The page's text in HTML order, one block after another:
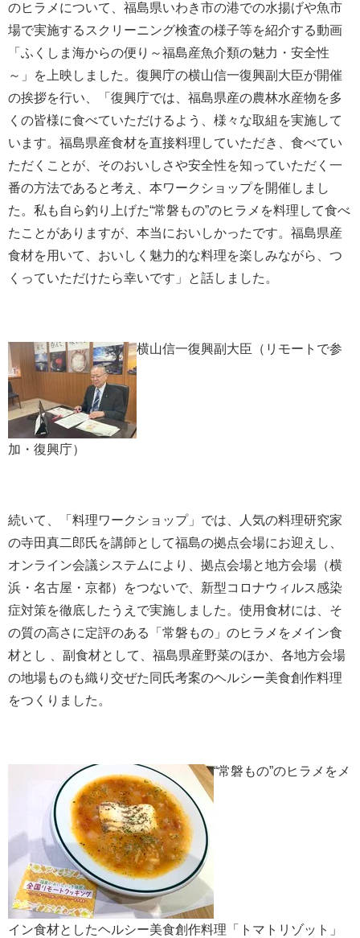
のヒラメについて、福島県いわき市の港での水揚げや魚市
場で実施するスクリーニング検査の様子等を紹介する動画
「ふくしま海からの便り～福島産魚介類の魅力・安全性
～」を上映しました。復興庁の横山信一復興副大臣が開催
の挨拶を行い、「復興庁では、福島県産の農林水産物を多
くの皆様に食べていただけるよう、様々な取組を実施して
います。福島県産食材を直接料理していただき、食べてい
ただくことが、そのおいしさや安全性を知っていただく一
番の方法であると考え、本ワークショップを開催しまし
た。私も自ら釣り上げた“常磐もの”のヒラメを料理して食べ
たことがありますが、本当においしかったです。福島県産
食材を用いて、おいしく魅力的な料理を楽しみながら、つ
くっていただけたら幸いです」と話しました。
横山信一復興副大臣（リモートで参
加・復興庁）
続いて、「料理ワークショップ」では、人気の料理研究家
の寺田真二郎氏を講師として福島の拠点会場にお迎えし、
オンライン会議システムにより、拠点会場と地方会場（横
浜・名古屋・京都）をつないで、新型コロナウィルス感染
症対策を徹底したうえで実施しました。使用食材には、そ
の質の高さに定評のある「常磐もの」のヒラメをメイン食
材とし 、副食材として、福島県産野菜のほか、各地方会場
の地場ものも織り交ぜた同氏考案のヘルシー美食創作料理
をつくりました。
“常磐もの”のヒラメをメ
イン食材としたヘルシー美食創作料理「トマトリゾット」